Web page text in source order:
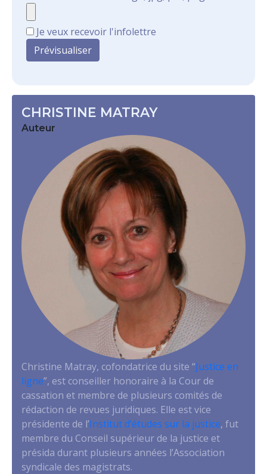
Je veux recevoir l'infolettre
CHRISTINE MATRAY
Auteur
Christine Matray, cofondatrice du site “Justice en
ligne”, est conseiller honoraire à la Cour de
cassation et membre de plusieurs comités de
rédaction de revues juridiques. Elle est vice
présidente de l’Institut d’études sur la justice, fut
membre du Conseil supérieur de la justice et
présida durant plusieurs années l’Association
syndicale des magistrats.